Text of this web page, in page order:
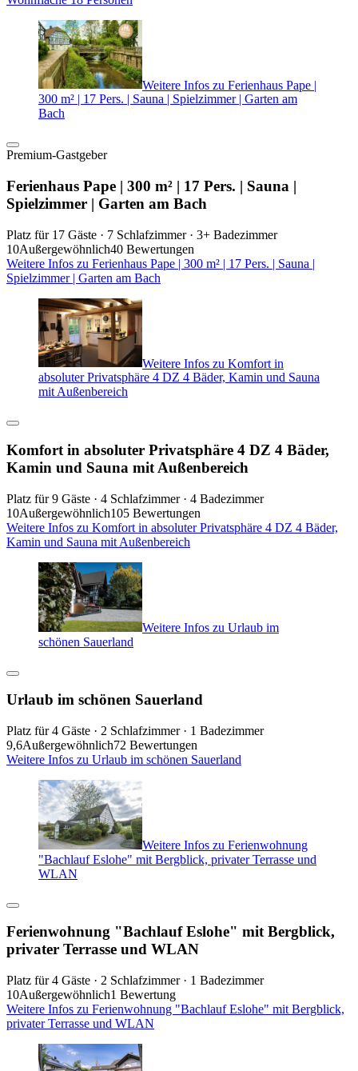
Weitere Infos zu Ferienhaus Pape |
300 m² | 17 Pers. | Sauna | Spielzimmer | Garten am
Bach
Premium-Gastgeber
Ferienhaus Pape | 300 m² | 17 Pers. | Sauna |
Spielzimmer | Garten am Bach
Platz für 17 Gäste · 7 Schlafzimmer · 3+ Badezimmer
10Außergewöhnlich40 Bewertungen
Weitere Infos zu Ferienhaus Pape | 300 m² | 17 Pers. | Sauna |
Spielzimmer | Garten am Bach
Weitere Infos zu Komfort in
absoluter Privatsphäre 4 DZ 4 Bäder, Kamin und Sauna
mit Außenbereich
Komfort in absoluter Privatsphäre 4 DZ 4 Bäder,
Kamin und Sauna mit Außenbereich
Platz für 9 Gäste · 4 Schlafzimmer · 4 Badezimmer
10Außergewöhnlich105 Bewertungen
Weitere Infos zu Komfort in absoluter Privatsphäre 4 DZ 4 Bäder,
Kamin und Sauna mit Außenbereich
Weitere Infos zu Urlaub im
schönen Sauerland
Urlaub im schönen Sauerland
Platz für 4 Gäste · 2 Schlafzimmer · 1 Badezimmer
9,6Außergewöhnlich72 Bewertungen
Weitere Infos zu Urlaub im schönen Sauerland
Weitere Infos zu Ferienwohnung
"Bachlauf Eslohe" mit Bergblick, privater Terrasse und
WLAN
Ferienwohnung "Bachlauf Eslohe" mit Bergblick,
privater Terrasse und WLAN
Platz für 4 Gäste · 2 Schlafzimmer · 1 Badezimmer
10Außergewöhnlich1 Bewertung
Weitere Infos zu Ferienwohnung "Bachlauf Eslohe" mit Bergblick,
privater Terrasse und WLAN